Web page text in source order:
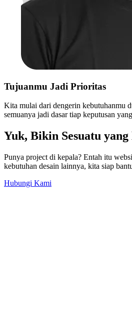
Tujuanmu Jadi Prioritas
Kita mulai dari dengerin kebutuhanmu
semuanya jadi dasar tiap keputusan
Yuk, Bikin Sesuatu
Punya project di kepala? Entah itu
kebutuhan desain lainnya, kita siap
Hubungi Kami